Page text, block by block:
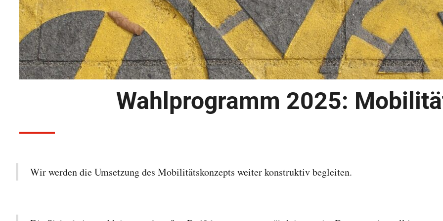
Wahlprogramm 2025:
Wir werden die Umsetzung des Mobilitätskonzepts weiter konstruktiv begleiten.